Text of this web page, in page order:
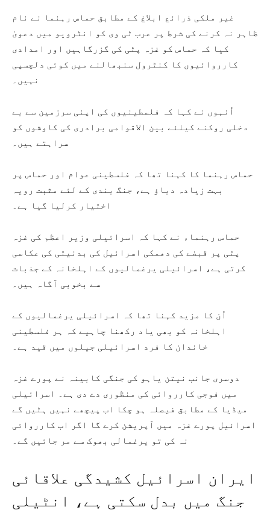
غیر ملکی ذرائع ابلاغ کے مطابق حماس رہنما نے نام
ظاہر نہ کرنے کی شرط پر عرب ٹی وی کو انٹرویو میں دعویٰ
کیا کہ حماس کو غزہ پٹی کی گزرگاہیں اور امدادی
کارروائیوں کا کنٹرول سنبھالنے میں کوئی دلچسپی
نہیں۔
اُنہوں نے کہا کہ فلسطینیوں کی اپنی سرزمین سے بے
دخلی روکنے کیلئے بین الاقوامی برادری کی کاوشوں کو
سراہتے ہیں۔
حماس رہنما کا کہنا تھا کہ فلسطینی عوام اور حماس پر
بہت زیادہ دباؤ ہے، جنگ بندی کے لئے مثبت رویہ
اختیار کرلیا گیا ہے۔
حماس رہنماء نے کہا کہ اسرائیلی وزیر اعظم کی غزہ
پٹی پر قبضے کی دھمکی اسرائیل کی بدنیتی کی عکاسی
کرتی ہے، اسرائیلی یرغمالیوں کے اہلخانہ کے جذبات
سے بخوبی آگاہ ہیں۔
اُن کا مزید کہنا تھا کہ اسرائیلی یرغمالیوں کے
اہلخانہ کو بھی یاد رکھنا چاہیے کہ ہر فلسطینی
خاندان کا فرد اسرائیلی جیلوں میں قید ہے۔
دوسری جانب نیتن یاہو کی جنگی کابینہ نے پورے غزہ
میں فوجی کارروائی کی منظوری دے دی ہے۔ اسرائیلی
میڈیا کے مطابق فیصلہ ہو چکا اب پیچھے نہیں ہٹیں گے
اسرائیل پورے غزہ میں آپریشن کرے گا اگر اب کارروائی
نہ کی تو یرغمالی بھوک سے مر جائیں گے۔
ایران اسرائیل کشیدگی علاقائی
جنگ میں بدل سکتی ہے، انٹیلی